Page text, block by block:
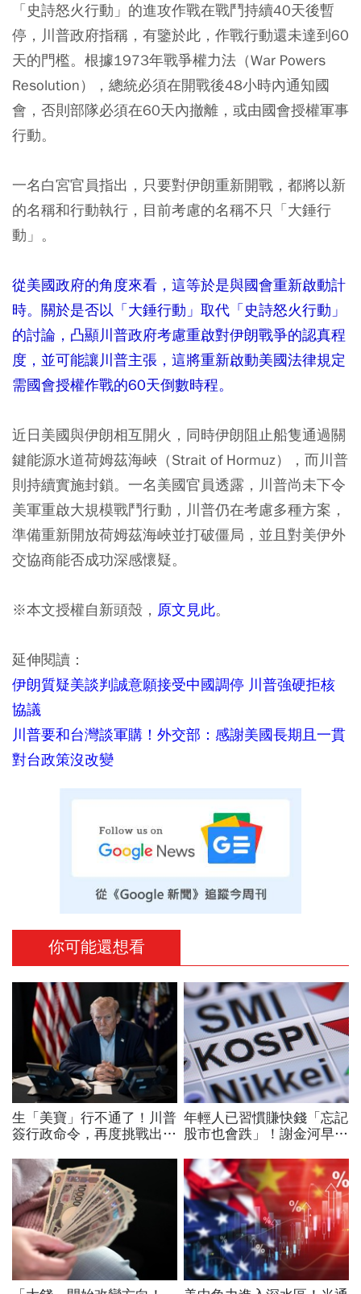
「史詩怒火行動」的進攻作戰在戰鬥持續40天後暫
停，川普政府指稱，有鑒於此，作戰行動還未達到60
天的門檻。根據1973年戰爭權力法（War Powers
Resolution），總統必須在開戰後48小時內通知國
會，否則部隊必須在60天內撤離，或由國會授權軍事
行動。
一名白宮官員指出，只要對伊朗重新開戰，都將以新
的名稱和行動執行，目前考慮的名稱不只「大錘行
動」。
從美國政府的角度來看，這等於是與國會重新啟動計
時。關於是否以「大錘行動」取代「史詩怒火行動」
的討論，凸顯川普政府考慮重啟對伊朗戰爭的認真程
度，並可能讓川普主張，這將重新啟動美國法律規定
需國會授權作戰的60天倒數時程。
近日美國與伊朗相互開火，同時伊朗阻止船隻通過關
鍵能源水道荷姆茲海峽（Strait of Hormuz），而川普
則持續實施封鎖。一名美國官員透露，川普尚未下令
美軍重啟大規模戰鬥行動，川普仍在考慮多種方案，
準備重新開放荷姆茲海峽並打破僵局，並且對美伊外
交協商能否成功深感懷疑。
※本文授權自新頭殼， 原文見此。
延伸閱讀：
伊朗質疑美談判誠意願接受中國調停 川普強硬拒核
協議
川普要和台灣談軍購！外交部：感謝美國長期且一貫
對台政策沒改變
你可能還想看
生「美寶」行不通了！川普
簽行政命令，再度挑戰出生
允許花錢買進美國的資格
年輕人已習慣賺快錢「忘記
股市也會跌」！謝金河早一
出事：根本把投資人丟火坑